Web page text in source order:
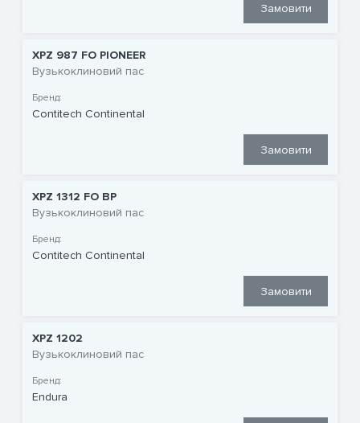
Замовити
XPZ 987 FO PIONEER
Вузькоклиновий пас
Бренд:
Contitech Continental
Замовити
XPZ 1312 FO BP
Вузькоклиновий пас
Бренд:
Contitech Continental
Замовити
XPZ 1202
Вузькоклиновий пас
Бренд:
Endura